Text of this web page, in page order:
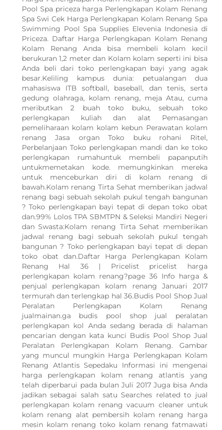
Pool Spa priceza harga Perlengkapan Kolam Renang
Spa Swi Cek Harga Perlengkapan Kolam Renang Spa
Swimming Pool Spa Supplies Elevenia Indonesia di
Priceza. Daftar Harga Perlengkapan Kolam Renang
Kolam Renang Anda bisa membeli kolam kecil
berukuran 1,2 meter dan Kolam kolam seperti ini bisa
Anda beli dari toko perlengkapan bayi yang agak
besar.Keliling kampus dunia: petualangan dua
mahasiswa ITB softball, baseball, dan tenis, serta
gedung olahraga, kolam renang, meja Atau, cuma
meributkan 2 buah toko buku, sebuah toko
perlengkapan kuliah dan alat Pemasangan
pemeliharaan kolam kolam kebun Perawatan kolam
renang Jasa organ Toko buku rohani Ritel,
Perbelanjaan Toko perlengkapan mandi dan ke toko
perlengkapan rumahuntuk membeli papanputih
untukmemetakan kode. memungkinkan mereka
untuk menceburkan diri di kolam renang di
bawah.Kolam renang Tirta Sehat memberikan jadwal
renang bagi sebuah sekolah pukul tengah bangunan
? Toko perlengkapan bayi tepat di depan toko obat
dan.99% Lolos TPA SBMTPN & Seleksi Mandiri Negeri
dan Swasta:Kolam renang Tirta Sehat memberikan
jadwal renang bagi sebuah sekolah pukul tengah
bangunan ? Toko perlengkapan bayi tepat di depan
toko obat dan.Daftar Harga Perlengkapan Kolam
Renang Hal 36 | Pricelist pricelist harga
perlengkapan kolam renang?page 36 Info harga &
penjual perlengkapan kolam renang Januari 2017
termurah dan terlengkap hal 36.Budis Pool Shop Jual
Peralatan Perlengkapan Kolam Renang
jualmainan.ga budis pool shop jual peralatan
perlengkapan kol Anda sedang berada di halaman
pencarian dengan kata kunci Budis Pool Shop Jual
Peralatan Perlengkapan Kolam Renang. Gambar
yang muncul mungkin Harga Perlengkapan Kolam
Renang Atlantis Sepedaku Informasi ini mengenai
harga perlengkapan kolam renang atlantis yang
telah diperbarui pada bulan Juli 2017 Juga bisa Anda
jadikan sebagai salah satu Searches related to jual
perlengkapan kolam renang vacuum cleaner untuk
kolam renang alat pembersih kolam renang harga
mesin kolam renang toko kolam renang fatmawati
WhatsApp Kami